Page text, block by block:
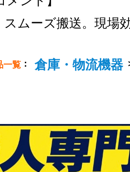
スムーズ搬送。現場
一覧 ： 倉庫・物流機器